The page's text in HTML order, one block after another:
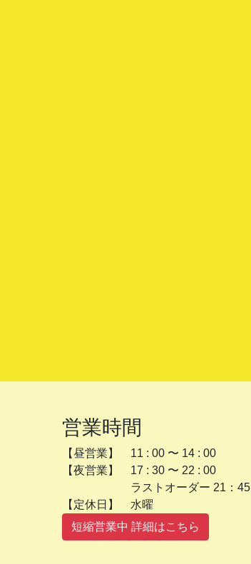
営業時間
【昼営業】 11 : 00 〜 14 : 00
【夜営業】 17 : 30 〜 22 : 00
ラストオーダー 21：45
【定休日】 水曜
短縮営業中 詳細はこちら